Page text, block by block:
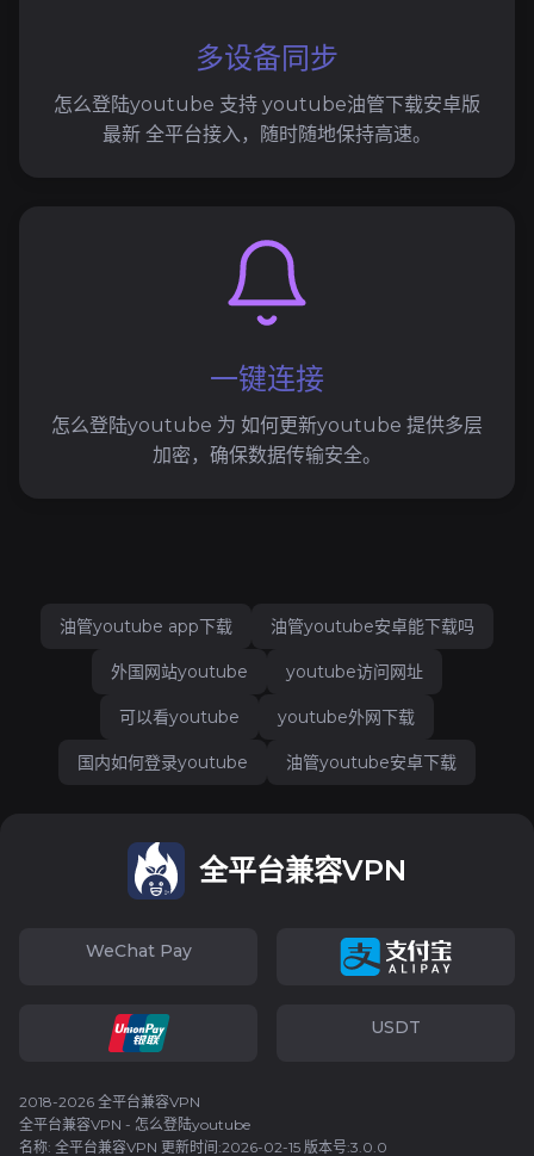
多设备同步
怎么登陆youtube 支持 youtube油管下载安卓版
最新 全平台接入，随时随地保持高速。
一键连接
怎么登陆youtube 为 如何更新youtube 提供多层
加密，确保数据传输安全。
油管youtube app下载 油管youtube安卓能下载吗
外国网站youtube youtube访问网址
可以看youtube youtube外网下载
国内如何登录youtube 油管youtube安卓下载
全平台兼容VPN
WeChat Pay
USDT
2018-2026 全平台兼容VPN
全平台兼容VPN - 怎么登陆youtube
名称: 全平台兼容VPN 更新时间:2026-02-15 版本号:3.0.0